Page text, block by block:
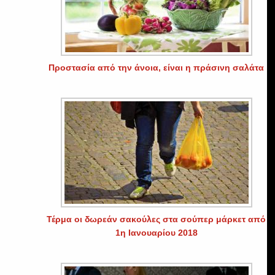
Προστασία από την άνοια, είναι η πράσινη σαλάτα
Τέρμα οι δωρεάν σακούλες στα σούπερ μάρκετ από
1η Ιανουαρίου 2018